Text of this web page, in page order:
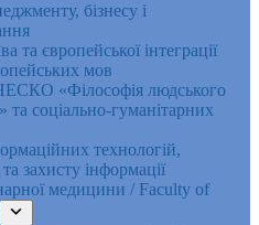
бізнесу і
та європейської інтеграції
мов
«Філософія людського
та соціально-гуманітарних
технологій,
захисту інформації
медицини / Faculty of